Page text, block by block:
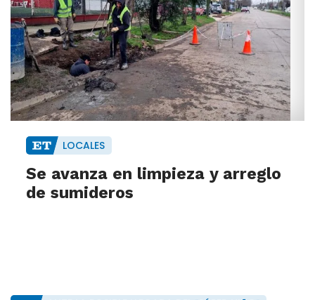
LOCALES
Se avanza en limpieza y arreglo
de sumideros